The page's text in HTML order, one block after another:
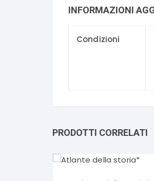
INFORMAZIONI
Condizioni
PRODOTTI CORRELATI